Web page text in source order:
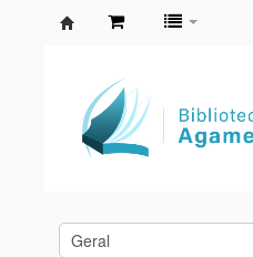
Agamenon
Magalhães